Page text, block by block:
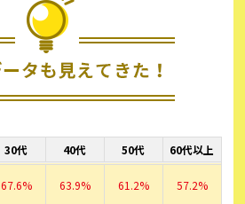
30代 40代 50代
60代以上
67.6% 63.9% 61.2% 57.2%